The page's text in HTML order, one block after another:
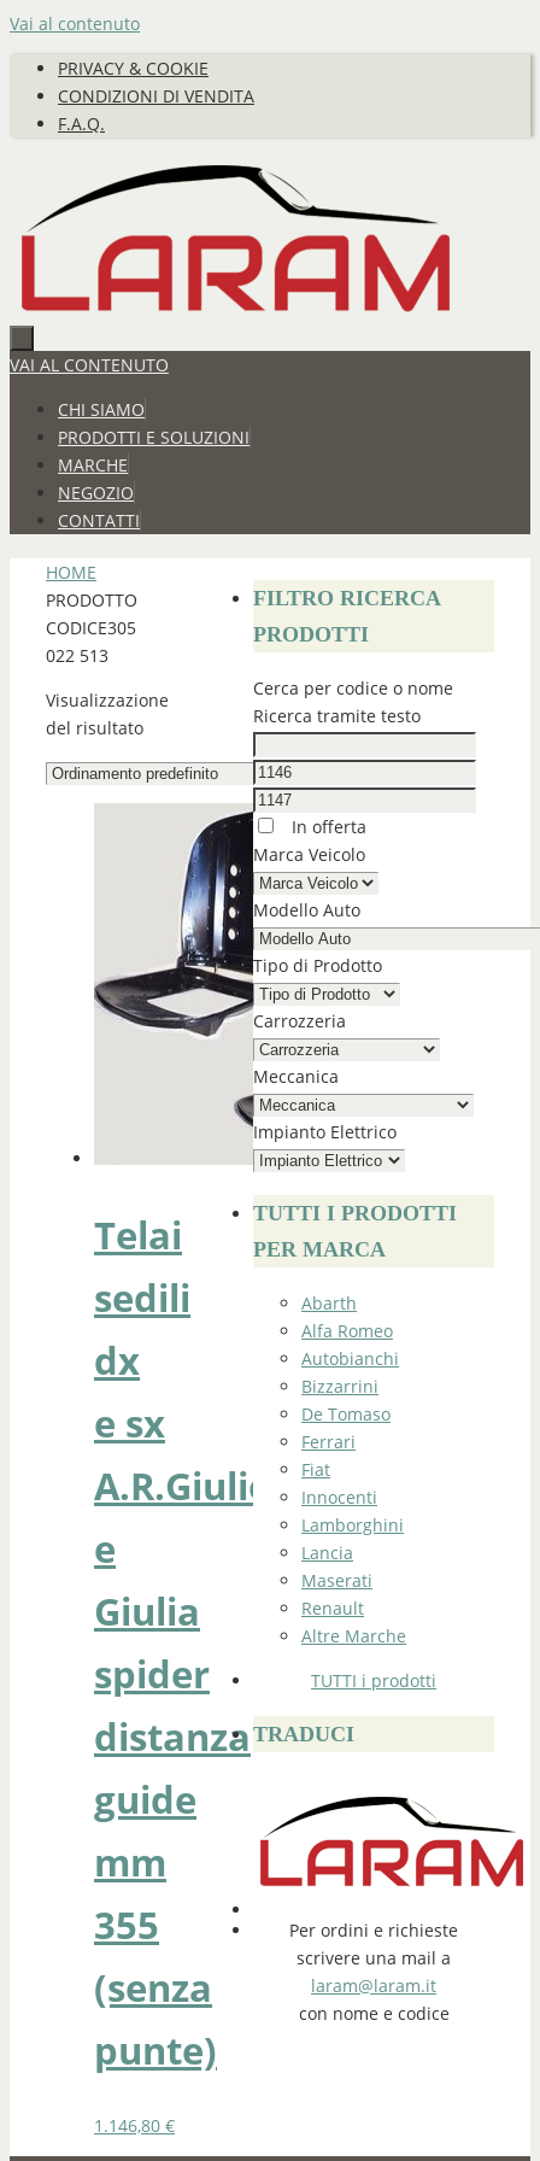
Vai al contenuto
PRIVACY & COOKIE
CONDIZIONI DI VENDITA
F.A.Q.
VAI AL CONTENUTO
CHI SIAMO
PRODOTTI E SOLUZIONI
MARCHE
NEGOZIO
CONTATTI
HOME
PRODOTTO
CODICE305
022 513
Visualizzazione
del risultato
Telai
sedili
dx
e sx
A.R.Giulietta
e
Giulia
spider
distanza
guide
mm
355
(senza
punte)
1.146,80 €
FILTRO RICERCA
PRODOTTI
Cerca per codice o nome
Ricerca tramite testo
In offerta
Marca Veicolo
Modello Auto
Tipo di Prodotto
Carrozzeria
Meccanica
Impianto Elettrico
TUTTI I PRODOTTI
PER MARCA
Abarth
Alfa Romeo
Autobianchi
Bizzarrini
De Tomaso
Ferrari
Fiat
Innocenti
Lamborghini
Lancia
Maserati
Renault
Altre Marche
TUTTI i prodotti
TRADUCI
Per ordini e richieste
scrivere una mail a
laram@laram.it
con nome e codice